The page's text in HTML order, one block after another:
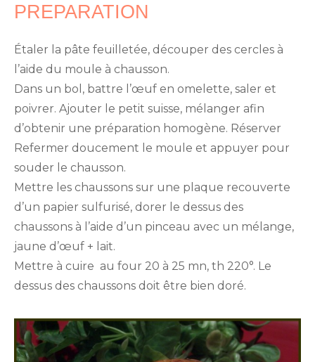
PREPARATION
Étaler la pâte feuilletée, découper des cercles à
l’aide du moule à chausson.
Dans un bol, battre l’œuf en omelette, saler et
poivrer. Ajouter le petit suisse, mélanger afin
d’obtenir une préparation homogène. Réserver
Refermer doucement le moule et appuyer pour
souder le chausson.
Mettre les chaussons sur une plaque recouverte
d’un papier sulfurisé, dorer le dessus des
chaussons à l’aide d’un pinceau avec un mélange,
jaune d’œuf + lait.
Mettre à cuire au four 20 à 25 mn, th 220°. Le
dessus des chaussons doit être bien doré.